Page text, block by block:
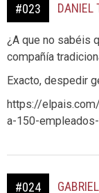
#023 DANIEL
¿A que no sabéis
compañía
Exacto, despedir
https://
a-150-
#024 GABRIEL